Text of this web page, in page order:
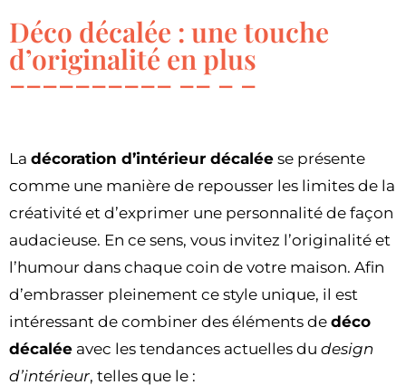
Déco décalée : une touche
d’originalité en plus
La décoration d’intérieur décalée se présente
comme une manière de repousser les limites de la
créativité et d’exprimer une personnalité de façon
audacieuse. En ce sens, vous invitez l’originalité et
l’humour dans chaque coin de votre maison. Afin
d’embrasser pleinement ce style unique, il est
intéressant de combiner des éléments de déco
décalée avec les tendances actuelles du design
d’intérieur, telles que le :